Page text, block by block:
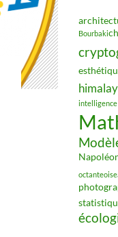
Bourbaki
octante